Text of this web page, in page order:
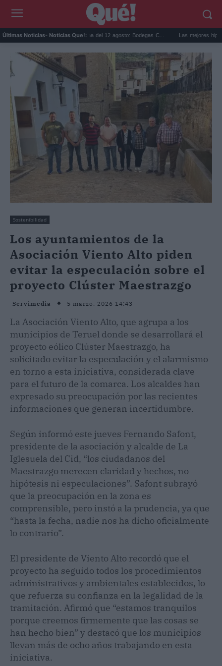
Últimas Noticias- Noticias Que!:
Eclipse solar en Cariñena del 12 agosto: Bodegas C... Las mejores hipotecas
Sostenibilidad
Los ayuntamientos de la
Asociación Viento Alto piden
evitar la especulación sobre el
proyecto Clúster Maestrazgo
Servimedia 5 marzo, 2026 14:43
La Asociación Viento Alto, que agrupa a los
municipios de Teruel donde se desarrollará el
proyecto eólico Clúster Maestrazgo, ha
solicitado evitar la especulación y el alarmismo
en torno a esta iniciativa, considerada clave
para el futuro de la comarca. Los alcaldes han
expresado su preocupación por las recientes
informaciones que generan incertidumbre.
Según informó este jueves Fernando Safont,
presidente de la asociación y alcalde de La
Iglesuela del Cid, “los ciudadanos del
Maestrazgo merecen claridad y hechos, no
hipótesis ni especulaciones”. Safont subrayó
que la preocupación en la zona es
comprensible, pero instó a la prudencia, ya que
“hasta la fecha, nadie nos ha dicho oficialmente
lo contrario”.
El presidente de Viento Alto recordó que el
proyecto ha seguido todos los procedimientos
administrativos y ambientales establecidos, lo
que refuerza su confianza en la legalidad de la
tramitación. Afirmó que “estamos tranquilos
porque creemos firmemente que las cosas se
han hecho bien” y destacó que los municipios
llevan más de ocho años trabajando en esta
iniciativa.